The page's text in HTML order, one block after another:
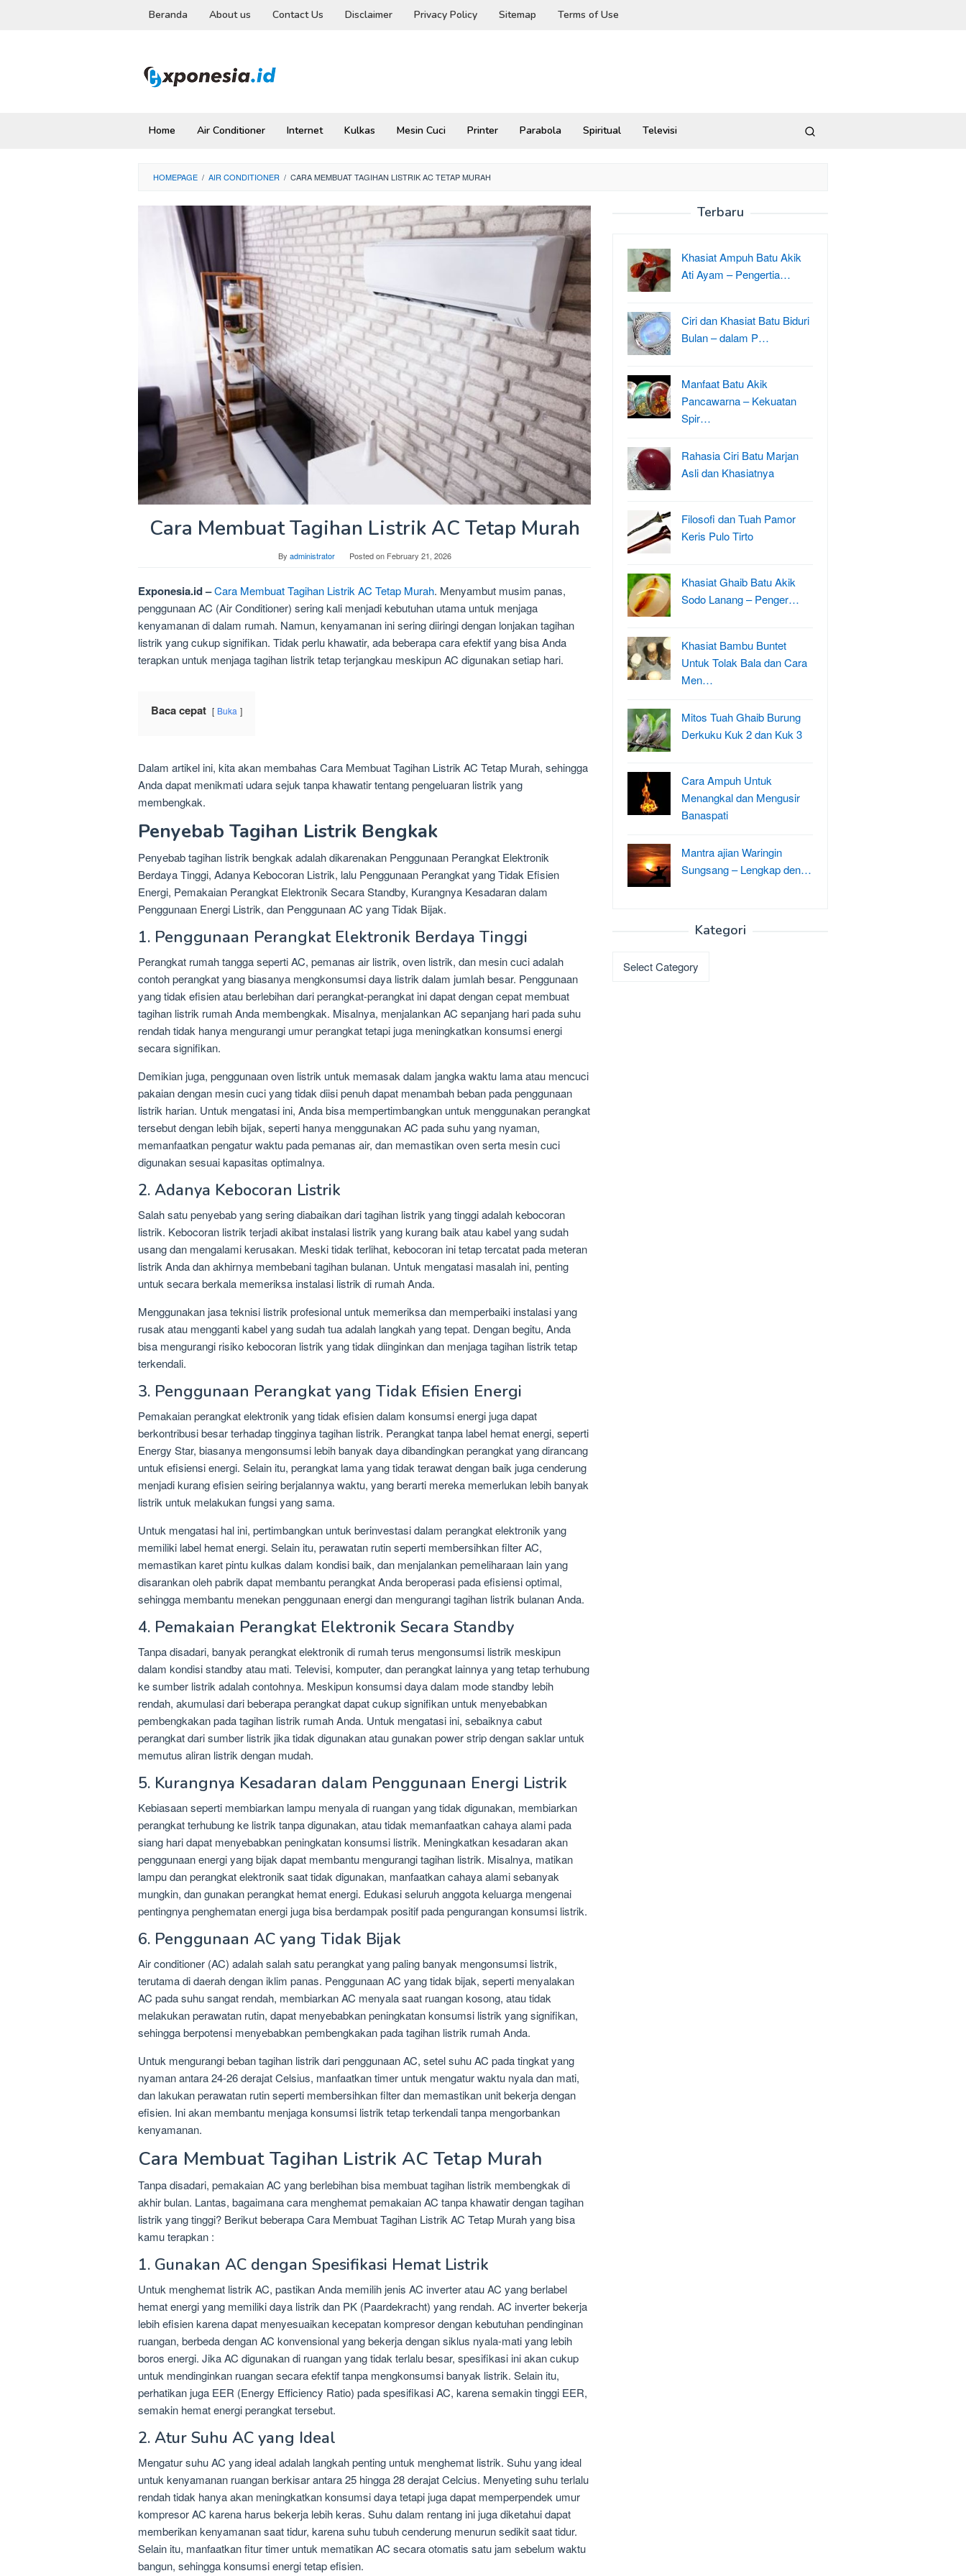
Beranda About us Contact Us Disclaimer Privacy Policy Sitemap Terms of Use
Home Air Conditioner Internet Kulkas Mesin Cuci Printer Parabola Spiritual Televisi
HOMEPAGE / AIR CONDITIONER / CARA MEMBUAT TAGIHAN LISTRIK AC TETAP MURAH
Cara Membuat Tagihan Listrik AC Tetap Murah
By administrator Posted on February 21, 2026
Exponesia.id –Cara Membuat Tagihan Listrik AC Tetap Murah. Menyambut musim panas,
penggunaan AC (Air Conditioner) sering kali menjadi kebutuhan utama untuk menjaga
kenyamanan di dalam rumah. Namun, kenyamanan ini sering diiringi dengan lonjakan tagihan
listrik yang cukup signifikan. Tidak perlu khawatir, ada beberapa cara efektif yang bisa Anda
terapkan untuk menjaga tagihan listrik tetap terjangkau meskipun AC digunakan setiap hari.
Baca cepat Buka
Dalam artikel ini, kita akan membahas Cara Membuat Tagihan Listrik AC Tetap Murah, sehingga
Anda dapat menikmati udara sejuk tanpa khawatir tentang pengeluaran listrik yang
membengkak.
Penyebab Tagihan Listrik Bengkak
Penyebab tagihan listrik bengkak adalah dikarenakan Penggunaan Perangkat Elektronik
Berdaya Tinggi, Adanya Kebocoran Listrik, lalu Penggunaan Perangkat yang Tidak Efisien
Energi, Pemakaian Perangkat Elektronik Secara Standby, Kurangnya Kesadaran dalam
Penggunaan Energi Listrik, dan Penggunaan AC yang Tidak Bijak.
1. Penggunaan Perangkat Elektronik Berdaya Tinggi
Perangkat rumah tangga seperti AC, pemanas air listrik, oven listrik, dan mesin cuci adalah
contoh perangkat yang biasanya mengkonsumsi daya listrik dalam jumlah besar. Penggunaan
yang tidak efisien atau berlebihan dari perangkat-perangkat ini dapat dengan cepat membuat
tagihan listrik rumah Anda membengkak. Misalnya, menjalankan AC sepanjang hari pada suhu
rendah tidak hanya mengurangi umur perangkat tetapi juga meningkatkan konsumsi energi
secara signifikan.
Demikian juga, penggunaan oven listrik untuk memasak dalam jangka waktu lama atau mencuci
pakaian dengan mesin cuci yang tidak diisi penuh dapat menambah beban pada penggunaan
listrik harian. Untuk mengatasi ini, Anda bisa mempertimbangkan untuk menggunakan perangkat
tersebut dengan lebih bijak, seperti hanya menggunakan AC pada suhu yang nyaman,
memanfaatkan pengatur waktu pada pemanas air, dan memastikan oven serta mesin cuci
digunakan sesuai kapasitas optimalnya.
2. Adanya Kebocoran Listrik
Salah satu penyebab yang sering diabaikan dari tagihan listrik yang tinggi adalah kebocoran
listrik. Kebocoran listrik terjadi akibat instalasi listrik yang kurang baik atau kabel yang sudah
usang dan mengalami kerusakan. Meski tidak terlihat, kebocoran ini tetap tercatat pada meteran
listrik Anda dan akhirnya membebani tagihan bulanan. Untuk mengatasi masalah ini, penting
untuk secara berkala memeriksa instalasi listrik di rumah Anda.
Menggunakan jasa teknisi listrik profesional untuk memeriksa dan memperbaiki instalasi yang
rusak atau mengganti kabel yang sudah tua adalah langkah yang tepat. Dengan begitu, Anda
bisa mengurangi risiko kebocoran listrik yang tidak diinginkan dan menjaga tagihan listrik tetap
terkendali.
3. Penggunaan Perangkat yang Tidak Efisien Energi
Pemakaian perangkat elektronik yang tidak efisien dalam konsumsi energi juga dapat
berkontribusi besar terhadap tingginya tagihan listrik. Perangkat tanpa label hemat energi, seperti
Energy Star, biasanya mengonsumsi lebih banyak daya dibandingkan perangkat yang dirancang
untuk efisiensi energi. Selain itu, perangkat lama yang tidak terawat dengan baik juga cenderung
menjadi kurang efisien seiring berjalannya waktu, yang berarti mereka memerlukan lebih banyak
listrik untuk melakukan fungsi yang sama.
Untuk mengatasi hal ini, pertimbangkan untuk berinvestasi dalam perangkat elektronik yang
memiliki label hemat energi. Selain itu, perawatan rutin seperti membersihkan filter AC,
memastikan karet pintu kulkas dalam kondisi baik, dan menjalankan pemeliharaan lain yang
disarankan oleh pabrik dapat membantu perangkat Anda beroperasi pada efisiensi optimal,
sehingga membantu menekan penggunaan energi dan mengurangi tagihan listrik bulanan Anda.
4. Pemakaian Perangkat Elektronik Secara Standby
Tanpa disadari, banyak perangkat elektronik di rumah terus mengonsumsi listrik meskipun
dalam kondisi standby atau mati. Televisi, komputer, dan perangkat lainnya yang tetap terhubung
ke sumber listrik adalah contohnya. Meskipun konsumsi daya dalam mode standby lebih
rendah, akumulasi dari beberapa perangkat dapat cukup signifikan untuk menyebabkan
pembengkakan pada tagihan listrik rumah Anda. Untuk mengatasi ini, sebaiknya cabut
perangkat dari sumber listrik jika tidak digunakan atau gunakan power strip dengan saklar untuk
memutus aliran listrik dengan mudah.
5. Kurangnya Kesadaran dalam Penggunaan Energi Listrik
Kebiasaan seperti membiarkan lampu menyala di ruangan yang tidak digunakan, membiarkan
perangkat terhubung ke listrik tanpa digunakan, atau tidak memanfaatkan cahaya alami pada
siang hari dapat menyebabkan peningkatan konsumsi listrik. Meningkatkan kesadaran akan
penggunaan energi yang bijak dapat membantu mengurangi tagihan listrik. Misalnya, matikan
lampu dan perangkat elektronik saat tidak digunakan, manfaatkan cahaya alami sebanyak
mungkin, dan gunakan perangkat hemat energi. Edukasi seluruh anggota keluarga mengenai
pentingnya penghematan energi juga bisa berdampak positif pada pengurangan konsumsi listrik.
6. Penggunaan AC yang Tidak Bijak
Air conditioner (AC) adalah salah satu perangkat yang paling banyak mengonsumsi listrik,
terutama di daerah dengan iklim panas. Penggunaan AC yang tidak bijak, seperti menyalakan
AC pada suhu sangat rendah, membiarkan AC menyala saat ruangan kosong, atau tidak
melakukan perawatan rutin, dapat menyebabkan peningkatan konsumsi listrik yang signifikan,
sehingga berpotensi menyebabkan pembengkakan pada tagihan listrik rumah Anda.
Untuk mengurangi beban tagihan listrik dari penggunaan AC, setel suhu AC pada tingkat yang
nyaman antara 24-26 derajat Celsius, manfaatkan timer untuk mengatur waktu nyala dan mati,
dan lakukan perawatan rutin seperti membersihkan filter dan memastikan unit bekerja dengan
efisien. Ini akan membantu menjaga konsumsi listrik tetap terkendali tanpa mengorbankan
kenyamanan.
Cara Membuat Tagihan Listrik AC Tetap Murah
Tanpa disadari, pemakaian AC yang berlebihan bisa membuat tagihan listrik membengkak di
akhir bulan. Lantas, bagaimana cara menghemat pemakaian AC tanpa khawatir dengan tagihan
listrik yang tinggi? Berikut beberapa Cara Membuat Tagihan Listrik AC Tetap Murah yang bisa
kamu terapkan :
1. Gunakan AC dengan Spesifikasi Hemat Listrik
Untuk menghemat listrik AC, pastikan Anda memilih jenis AC inverter atau AC yang berlabel
hemat energi yang memiliki daya listrik dan PK (Paardekracht) yang rendah. AC inverter bekerja
lebih efisien karena dapat menyesuaikan kecepatan kompresor dengan kebutuhan pendinginan
ruangan, berbeda dengan AC konvensional yang bekerja dengan siklus nyala-mati yang lebih
boros energi. Jika AC digunakan di ruangan yang tidak terlalu besar, spesifikasi ini akan cukup
untuk mendinginkan ruangan secara efektif tanpa mengkonsumsi banyak listrik. Selain itu,
perhatikan juga EER (Energy Efficiency Ratio) pada spesifikasi AC, karena semakin tinggi EER,
semakin hemat energi perangkat tersebut.
2. Atur Suhu AC yang Ideal
Mengatur suhu AC yang ideal adalah langkah penting untuk menghemat listrik. Suhu yang ideal
untuk kenyamanan ruangan berkisar antara 25 hingga 28 derajat Celcius. Menyeting suhu terlalu
rendah tidak hanya akan meningkatkan konsumsi daya tetapi juga dapat memperpendek umur
kompresor AC karena harus bekerja lebih keras. Suhu dalam rentang ini juga diketahui dapat
memberikan kenyamanan saat tidur, karena suhu tubuh cenderung menurun sedikit saat tidur.
Selain itu, manfaatkan fitur timer untuk mematikan AC secara otomatis satu jam sebelum waktu
bangun, sehingga konsumsi energi tetap efisien.
Terbaru
Khasiat Ampuh Batu Akik
Ati Ayam – Pengertia…
Ciri dan Khasiat Batu Biduri
Bulan – dalam P…
Manfaat Batu Akik
Pancawarna – Kekuatan
Spir…
Rahasia Ciri Batu Marjan
Asli dan Khasiatnya
Filosofi dan Tuah Pamor
Keris Pulo Tirto
Khasiat Ghaib Batu Akik
Sodo Lanang – Penger…
Khasiat Bambu Buntet
Untuk Tolak Bala dan Cara
Men…
Mitos Tuah Ghaib Burung
Derkuku Kuk 2 dan Kuk 3
Cara Ampuh Untuk
Menangkal dan Mengusir
Banaspati
Mantra ajian Waringin
Sungsang – Lengkap den…
Kategori
Kategori